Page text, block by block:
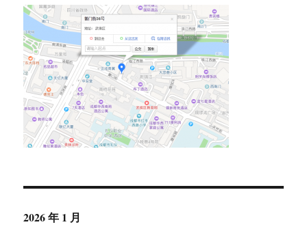
2026 年 1 月